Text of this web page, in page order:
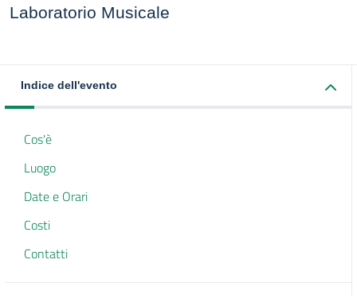
Laboratorio Musicale
Indice dell'evento
Cos'è
Luogo
Date e Orari
Costi
Contatti